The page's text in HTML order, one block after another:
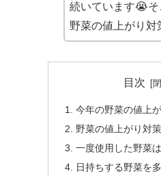
続いています😭
野菜の値上がり
目次
今年の野菜の値上
野菜の値上がり対策
一度使用した野菜
日持ちする野菜を